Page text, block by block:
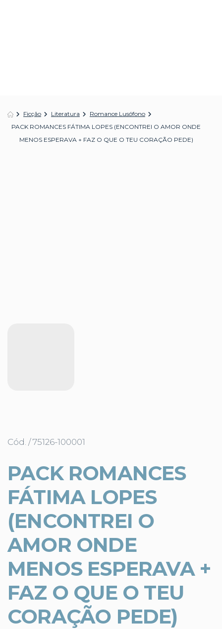
Ficção Literatura
Romance Lusófono
PACK ROMANCES FÁTIMA LOPES (ENCONTREI O AMOR ONDE
MENOS ESPERAVA + FAZ O QUE O TEU CORAÇÃO PEDE)
Cód. / 75126-100001
PACK ROMANCES
FÁTIMA LOPES
(ENCONTREI O
AMOR ONDE
MENOS ESPERAVA +
FAZ O QUE O TEU
CORAÇÃO PEDE)